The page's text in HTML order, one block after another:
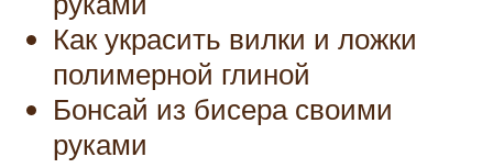
Как украсить вилки и ложки
полимерной глиной
Бонсай из бисера своими
руками